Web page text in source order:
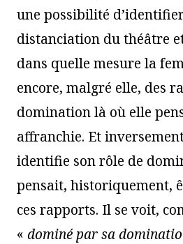
une possibilité
distanciation du théâtre
dans quelle mesure la
encore, malgré elle, des
domination là où elle
affranchie. Et
identifie son rôle de
pensait, historiquement,
ces rapports. Il se voit,
« dominé par sa